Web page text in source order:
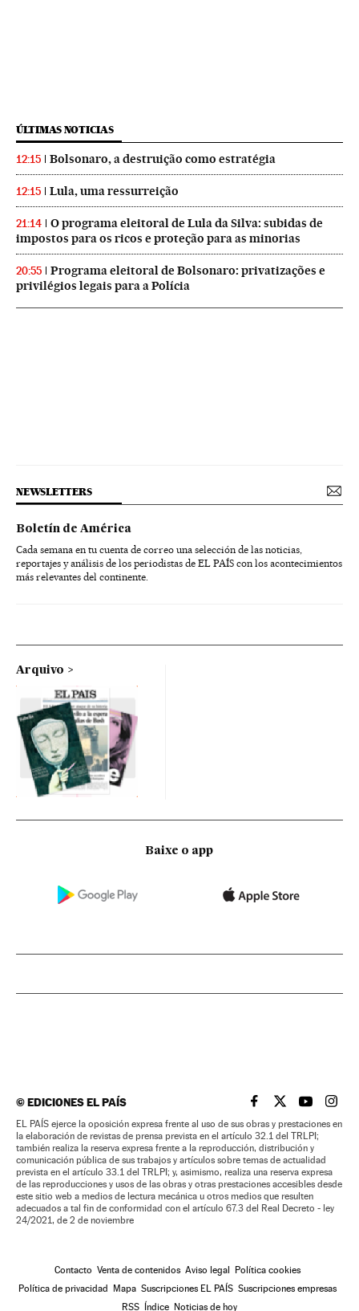
ÚLTIMAS NOTICIAS
12:15 Bolsonaro, a destruição como estratégia
12:15 Lula, uma ressurreição
21:14
O programa eleitoral de Lula da Silva: subidas de
impostos para os ricos e proteção para as minorias
20:55
Programa eleitoral de Bolsonaro: privatizações e
privilégios legais para a Polícia
NEWSLETTERS
Boletín de América
Cada semana en tu cuenta de correo una selección de las noticias,
reportajes y análisis de los periodistas de EL PAÍS con los acontecimientos
más relevantes del continente.
Arquivo
Baixe o app
©EDICIONES EL PAÍS EL PAÍS BRASIL EN
EL PAÍSEL PAÍS
EL
EL PAÍS ejerce la oposición expresa frente al uso de sus obras y prestaciones en
la elaboración de revistas de prensa prevista en el artículo 32.1 del TRLPI;
también realiza la reserva expresa frente a la reproducción, distribución y
comunicación pública de sus trabajos y artículos sobre temas de actualidad
prevista en el artículo 33.1 del TRLPI; y, asimismo, realiza una reserva expresa
de las reproducciones y usos de las obras y otras prestaciones accesibles desde
este sitio web a medios de lectura mecánica u otros medios que resulten
adecuados a tal fin de conformidad con el artículo 67.3 del Real Decreto - ley
24/2021, de 2 de noviembre
Contacto Venta de contenidos Aviso legal
Política cookies
Política de privacidad
Mapa Suscripciones EL PAÍS Suscripciones empresas
RSS
Índice Noticias de hoy